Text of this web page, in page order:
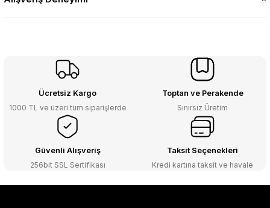
Ücretsiz Kargo
1000 TL ve üzeri tüm siparişlerde
Toptan ve Perakende
Sınırsız Üretim
Güvenli Alışveriş
256bit SSL Sertifikası
Taksit Seçenekleri
Kredi kartına taksit ve havale